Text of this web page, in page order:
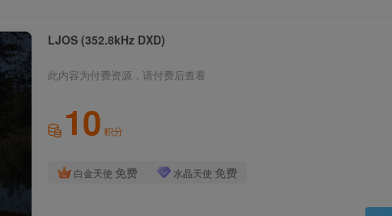
LJOS (352.8kHz DXD)
此内容为付费资源，请付费后查看
10 积分
白金天使 免费 水晶天使 免费